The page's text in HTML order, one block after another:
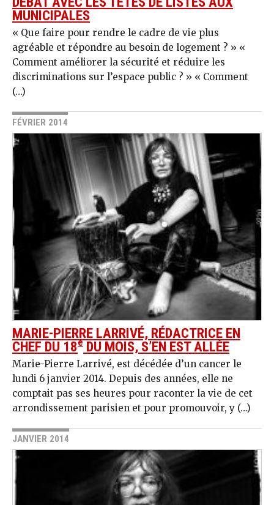
MUNICIPALES
« Que faire pour rendre le cadre de vie plus
agréable et répondre au besoin de logement ? » «
Comment améliorer la sécurité et réduire les
discriminations sur l’espace public ? » « Comment
(…)
FÉVRIER 2014
MARIE-PIERRE LARRIVÉ, RÉDACTRICE EN
CHEF DU 18e DU MOIS, S’EN EST ALLÉE
Marie-Pierre Larrivé, est décédée d’un cancer le
lundi 6 janvier 2014. Depuis des années, elle ne
comptait pas ses heures pour raconter la vie de cet
arrondissement parisien et pour promouvoir, y (…)
JANVIER 2014